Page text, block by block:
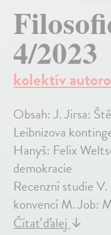
4/2023
kolektív
Obsah: J. Jirsa:
Leibnizova
Hanyš: Felix
demokracie
Recenzní studie
konvencí M. Job:
Čítať ďalej↓